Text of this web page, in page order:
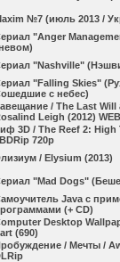
№7 (июль 2013 /
"Anger
"Nashville"
"Falling Skies"
с небес)
/ The Last Will
Leigh (2012)
3D / The Reef 2: High
720p
/ Elysium (2013)
"Mad Dogs"
Java с
(+ CD)
Desktop
(690)
/ Мечты /